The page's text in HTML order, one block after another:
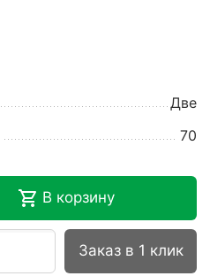
Две
70
В корзину
Заказ в 1 клик